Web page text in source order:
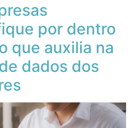
por dentro
que auxilia na
dados dos